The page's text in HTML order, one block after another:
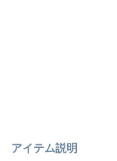
アイテム説明